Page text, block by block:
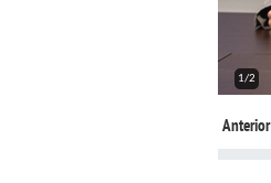
1/2
Anterior